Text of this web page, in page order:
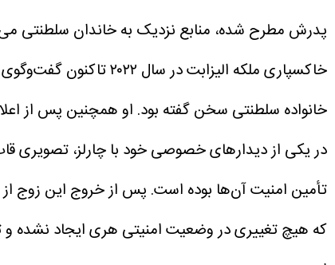
پدرش مطرح شده، منابع نزدیک به خاندان سلطنتی
خاکسپاری ملکه الیزابت در سال ۲۰۲۲ تاکنون گفت‌وگوی قابل‌توجهی با یکدیگر نداشته‌اند.
خانواده سلطنتی سخن گفته بود. او همچنین پس از
در یکی از دیدارهای خصوصی خود با چارلز، تصویری
تأمین امنیت آن‌ها بوده است. پس از خروج این زوج از وظایف رسمی سلطنتی در
که هیچ تغییری در وضعیت امنیتی هری ایجاد نشده و